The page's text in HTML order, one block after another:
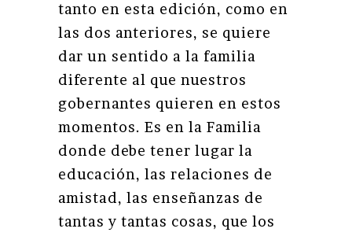
tanto en esta edición, como en
las dos anteriores, se quiere
dar un sentido a la familia
diferente al que nuestros
gobernantes quieren en estos
momentos. Es en la Familia
donde debe tener lugar la
educación, las relaciones de
amistad, las enseñanzas de
tantas y tantas cosas, que los